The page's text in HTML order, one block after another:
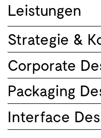
Leistungen
Strategie &
Corporate
Packaging
Interface